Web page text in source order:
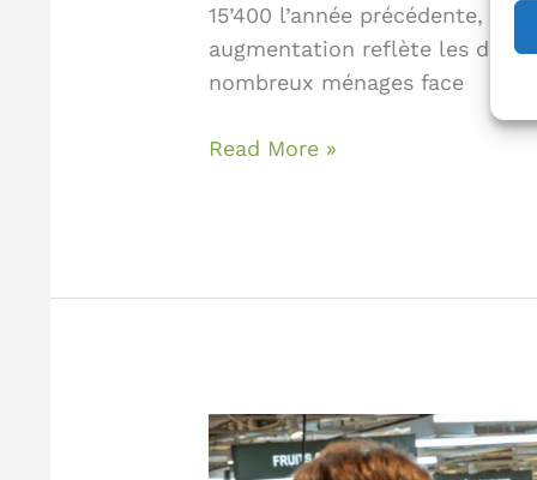
15’400 l’année précédente,
augmentation reflète les
nombreux ménages face
Read More »
La
solidarité